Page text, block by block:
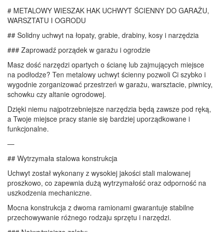
# METALOWY WIESZAK HAK UCHWYT ŚCIENNY DO GARAŻU,
WARSZTATU I OGRODU
## Solidny uchwyt na łopaty, grabie, drabiny, kosy i narzędzia
### Zaprowadź porządek w garażu i ogrodzie
Masz dość narzędzi opartych o ścianę lub zajmujących miejsce
na podłodze? Ten metalowy uchwyt ścienny pozwoli Ci szybko i
wygodnie zorganizować przestrzeń w garażu, warsztacie, piwnicy,
schowku czy altanie ogrodowej.
Dzięki niemu najpotrzebniejsze narzędzia będą zawsze pod ręką,
a Twoje miejsce pracy stanie się bardziej uporządkowane i
funkcjonalne.
—
## Wytrzymała stalowa konstrukcja
Uchwyt został wykonany z wysokiej jakości stali malowanej
proszkowo, co zapewnia dużą wytrzymałość oraz odporność na
uszkodzenia mechaniczne.
Mocna konstrukcja z dwoma ramionami gwarantuje stabilne
przechowywanie różnego rodzaju sprzętu i narzędzi.